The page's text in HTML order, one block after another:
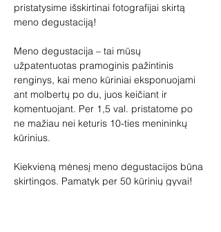
pristatysime išskirtinai fotografijai skirtą
meno degustaciją!
Meno degustacija – tai mūsų
užpatentuotas pramoginis pažintinis
renginys, kai meno kūriniai eksponuojami
ant molbertų po du, juos keičiant ir
komentuojant. Per 1,5 val. pristatome po
ne mažiau nei keturis 10-ties menininkų
kūrinius.
Kiekvieną mėnesį meno degustacijos būna
skirtingos. Pamatyk per 50 kūrinių gyvai!